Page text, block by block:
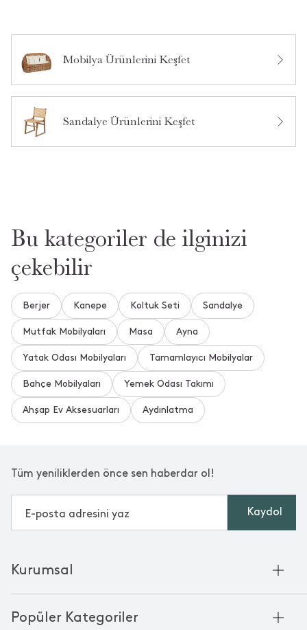
Mobilya Ürünlerini Keşfet
Sandalye Ürünlerini Keşfet
Bu kategoriler de ilginizi
çekebilir
Berjer Kanepe Koltuk Seti Sandalye
Mutfak Mobilyaları Masa Ayna
Yatak Odası Mobilyaları Tamamlayıcı Mobilyalar
Bahçe Mobilyaları Yemek Odası Takımı
Ahşap Ev Aksesuarları Aydınlatma
Tüm yeniliklerden önce sen haberdar ol!
Kaydol
Popüler Kategoriler
Kurumsal
Kurumsal Satış